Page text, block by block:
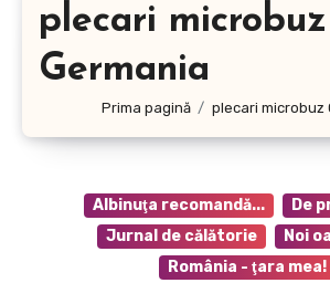
plecari microbuz
Germania
Prima pagină plecari microbuz
Albinuţa recomandă...
De
Jurnal de călătorie
Noi
România - ţara mea!